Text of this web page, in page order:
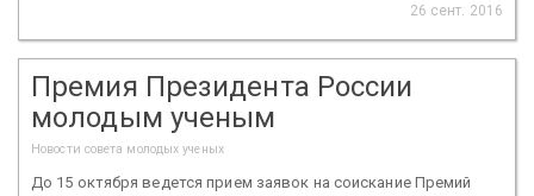
26 сент. 2016
Премия Президента России
молодым ученым
Новости совета молодых ученых
До 15 октября ведется прием заявок на соискание Премий